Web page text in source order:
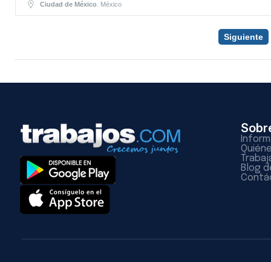
Ciudad de México . México
Siguiente
Blog